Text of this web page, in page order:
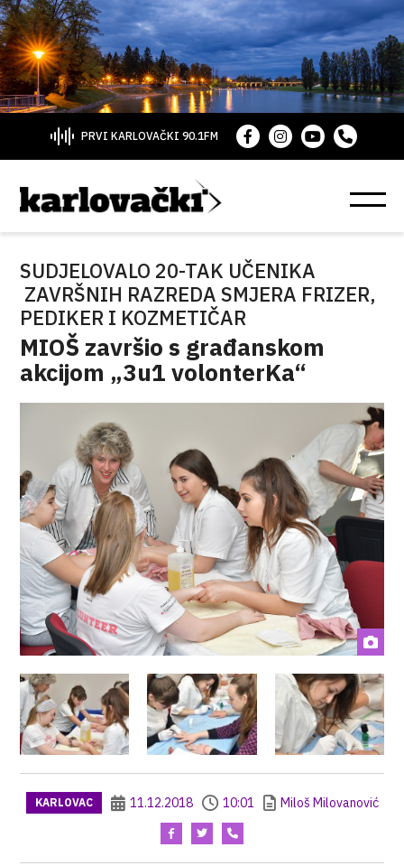
PRVI KARLOVAČKI 90.1FM
SUDJELOVALO 20-TAK UČENIKA
ZAVRŠNIH RAZREDA SMJERA FRIZER,
PEDIKER I KOZMETIČAR
MIOŠ završio s građanskom
akcijom „3u1 volonterKa“
KARLOVAC 11.12.2018 10:01 Miloš Milovanović